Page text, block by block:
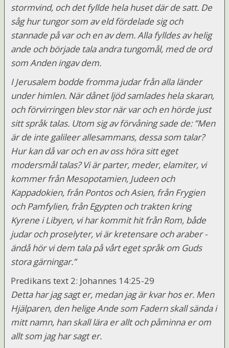
stormvind, och det fyllde hela huset där de satt. De
såg hur tungor som av eld fördelade sig och
stannade på var och en av dem. Alla fylldes av helig
ande och började tala andra tungomål, med de ord
som Anden ingav dem.
I Jerusalem bodde fromma judar från alla länder
under himlen. När dånet ljöd samlades hela skaran,
och förvirringen blev stor när var och en hörde just
sitt språk talas. Utom sig av förvåning sade de: ”Men
är de inte galileer allesammans, dessa som talar?
Hur kan då var och en av oss höra sitt eget
modersmål talas? Vi är parter, meder, elamiter, vi
kommer från Mesopotamien, Judeen och
Kappadokien, från Pontos och Asien, från Frygien
och Pamfylien, från Egypten och trakten kring
Kyrene i Libyen, vi har kommit hit från Rom, både
judar och proselyter, vi är kretensare och araber -
ändå hör vi dem tala på vårt eget språk om Guds
stora gärningar.”
Predikans text 2: Johannes 14:25-29
Detta har jag sagt er, medan jag är kvar hos er. Men
Hjälparen, den helige Ande som Fadern skall sända i
mitt namn, han skall lära er allt och påminna er om
allt som jag har sagt er.